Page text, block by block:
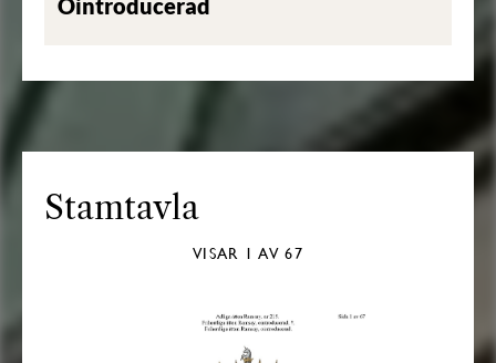
Ointroducerad
Stamtavla
VISAR 1 AV 67